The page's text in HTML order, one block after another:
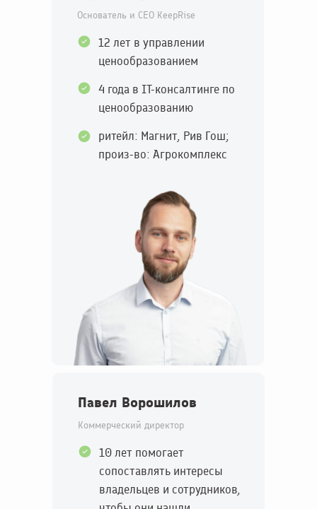
Основатель и CEO KeepRise
12 лет в управлении
ценообразованием
4 года в IT-консалтинге по
ценообразованию
ритейл: Магнит, Рив Гош;
произ-во: Агрокомплекс
Павел Ворошилов
Коммерческий директор
10 лет помогает
сопоставлять интересы
владельцев и сотрудников,